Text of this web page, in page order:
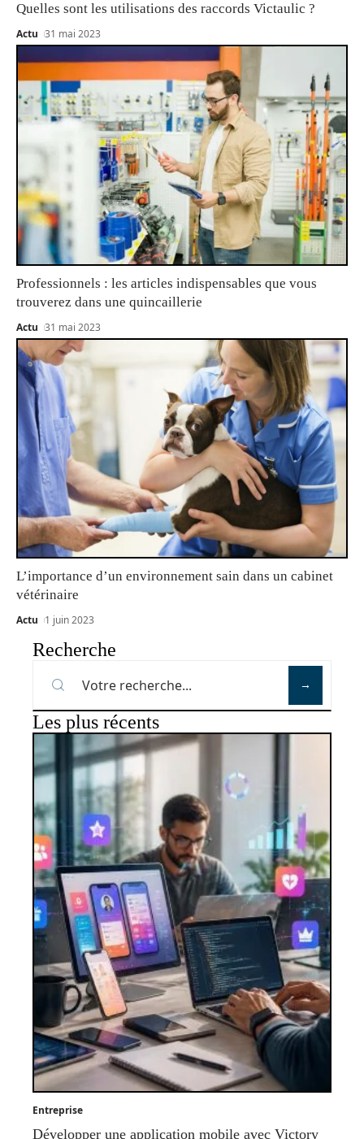
Quelles sont les utilisations des raccords Victaulic ?
Actu 31 mai 2023
Professionnels : les articles indispensables que vous
trouverez dans une quincaillerie
Actu 31 mai 2023
L’importance d’un environnement sain dans un cabinet
vétérinaire
Actu 1 juin 2023
Recherche
Les plus récents
Entreprise
Développer une application mobile avec Victory